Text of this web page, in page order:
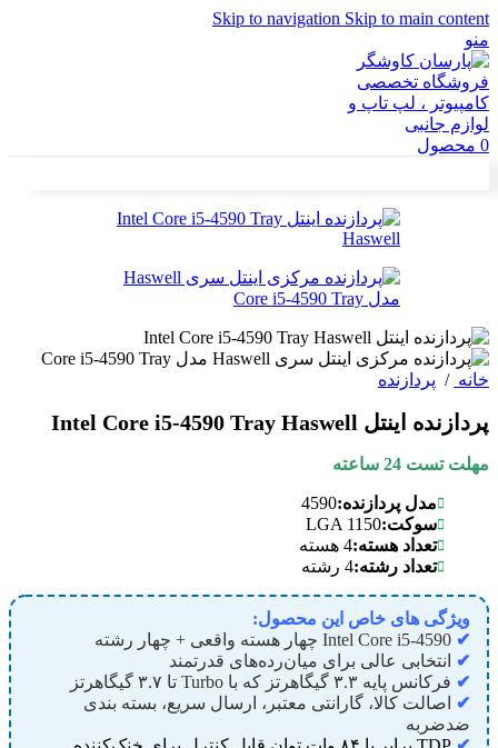
Skip to navigation Skip to main content
منو
0 محصول
خانه / پردازنده
پردازنده اینتل Intel Core i5-4590 Tray Haswell
مهلت تست 24 ساعته
مدل پردازنده:4590
سوکت:LGA 1150
تعداد هسته:4 هسته
تعداد رشته:4 رشته
ویژگی های خاص این محصول:
✔ Intel Core i5-4590 چهار هسته واقعی + چهار رشته
✔
انتخابی عالی برای میان‌رده‌های قدرتمند
✔ فرکانس پایه ۳.۳ گیگاهرتز که با Turbo تا ۳.۷ گیگاهرتز
✔
اصالت کالا، گارانتی معتبر، ارسال سریع، بسته بندی
ضدضربه